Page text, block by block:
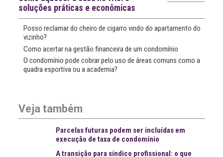
soluções práticas e econômicas
Posso reclamar do cheiro de cigarro vindo do apartamento do
vizinho?
Como acertar na gestão financeira de um condomínio
O condomínio pode cobrar pelo uso de áreas comuns como a
quadra esportiva ou a academia?
Veja também
Parcelas futuras podem ser incluídas em
execução de taxa de condomínio
A transição para síndico profissional: o que